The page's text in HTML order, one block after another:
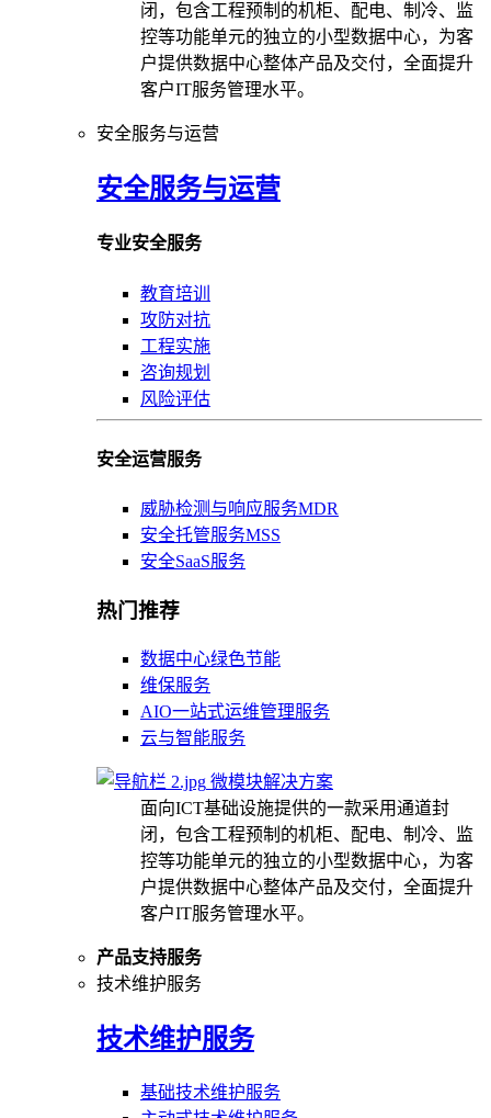
闭，包含工程预制的机柜、配电、制冷、监
控等功能单元的独立的小型数据中心，为客
户提供数据中心整体产品及交付，全面提升
客户IT服务管理水平。
安全服务与运营
安全服务与运营
专业安全服务
教育培训
攻防对抗
工程实施
咨询规划
风险评估
安全运营服务
威胁检测与响应服务MDR
安全托管服务MSS
安全SaaS服务
热门推荐
数据中心绿色节能
维保服务
AIO一站式运维管理服务
云与智能服务
微模块解决方案
面向ICT基础设施提供的一款采用通道封
闭，包含工程预制的机柜、配电、制冷、监
控等功能单元的独立的小型数据中心，为客
户提供数据中心整体产品及交付，全面提升
客户IT服务管理水平。
产品支持服务
技术维护服务
技术维护服务
基础技术维护服务